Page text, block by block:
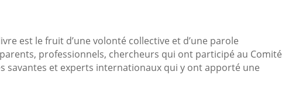
est le fruit d’une volonté collective et d’une parole
professionnels, chercheurs qui ont participé au Comité
savantes et experts internationaux qui y ont apporté une